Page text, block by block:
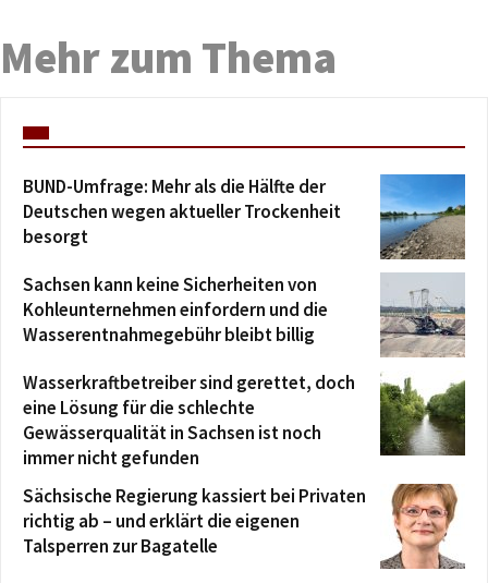
Mehr zum Thema
BUND-Umfrage: Mehr als die Hälfte der
Deutschen wegen aktueller Trockenheit
besorgt
Sachsen kann keine Sicherheiten von
Kohleunternehmen einfordern und die
Wasserentnahmegebühr bleibt billig
Wasserkraftbetreiber sind gerettet, doch
eine Lösung für die schlechte
Gewässerqualität in Sachsen ist noch
immer nicht gefunden
Sächsische Regierung kassiert bei Privaten
richtig ab – und erklärt die eigenen
Talsperren zur Bagatelle